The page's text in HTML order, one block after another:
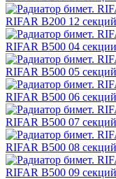
RIFAR B200 12 секций
RIFAR B500 04 секции
RIFAR B500 05 секций
RIFAR B500 06 секций
RIFAR B500 07 секций
RIFAR B500 08 секций
RIFAR B500 09 секций